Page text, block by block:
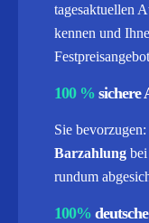
tagesaktuellen
kennen und
100 % sichere
Sie bevorzugen:
Barzahlung
rundum
100%